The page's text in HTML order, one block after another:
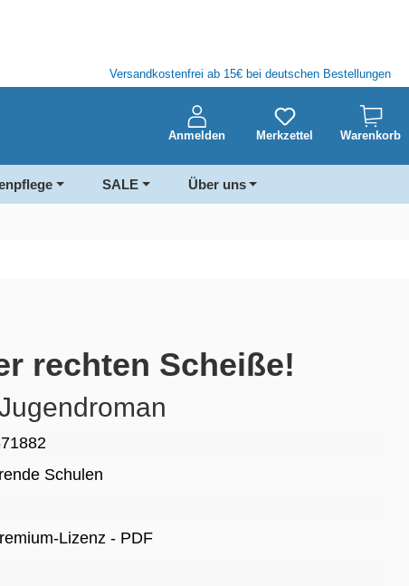
Versandkostenfrei ab 15€ bei deutschen Bestellungen
Anmelden Merkzettel Warenkorb
SALE Über uns
rechten Scheiße!
Schulen
Lizenz - PDF